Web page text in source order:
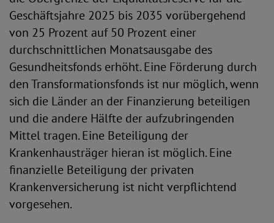
Geschäftsjahre 2025 bis 2035 vorübergehend
von 25 Prozent auf 50 Prozent einer
durchschnittlichen Monatsausgabe des
Gesundheitsfonds erhöht. Eine Förderung durch
den Transformationsfonds ist nur möglich, wenn
sich die Länder an der Finanzierung beteiligen
und die andere Hälfte der aufzubringenden
Mittel tragen. Eine Beteiligung der
Krankenhausträger hieran ist möglich. Eine
finanzielle Beteiligung der privaten
Krankenversicherung ist nicht verpflichtend
vorgesehen.